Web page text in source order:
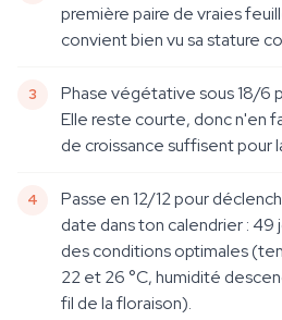
première paire de vraies
convient bien vu sa stature
Phase végétative sous 18/6
Elle reste courte, donc n'en
de croissance suffisent pour
Passe en 12/12 pour
date dans ton calendrier : 49
des conditions optimales
22 et 26 °C, humidité
fil de la floraison).